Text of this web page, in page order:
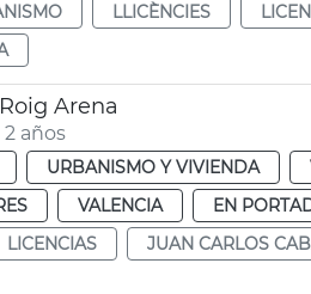
LLICÈNCIES
Arena
años
URBANISMO Y VIVIENDA
VALENCIA EN
LICENCIAS JUAN CARLOS